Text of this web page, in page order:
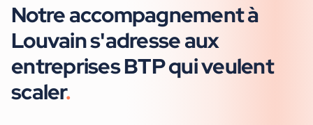
Notre accompagnement à
Louvains'adresse aux
entreprises BTPqui veulent
scaler.